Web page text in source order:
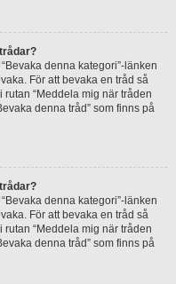
denna kategori”-länken
För att bevaka en tråd så
“Meddela mig när tråden
denna tråd” som finns på
denna kategori”-länken
För att bevaka en tråd så
“Meddela mig när tråden
denna tråd” som finns på